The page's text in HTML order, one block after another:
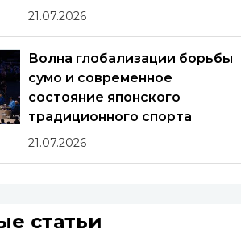
21.07.2026
Волна глобализации борьбы
сумо и современное
состояние японского
традиционного спорта
21.07.2026
статьи